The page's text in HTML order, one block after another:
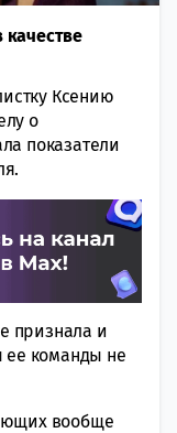
качестве
Ксению
о
показатели
признала и
ее команды не
вообще